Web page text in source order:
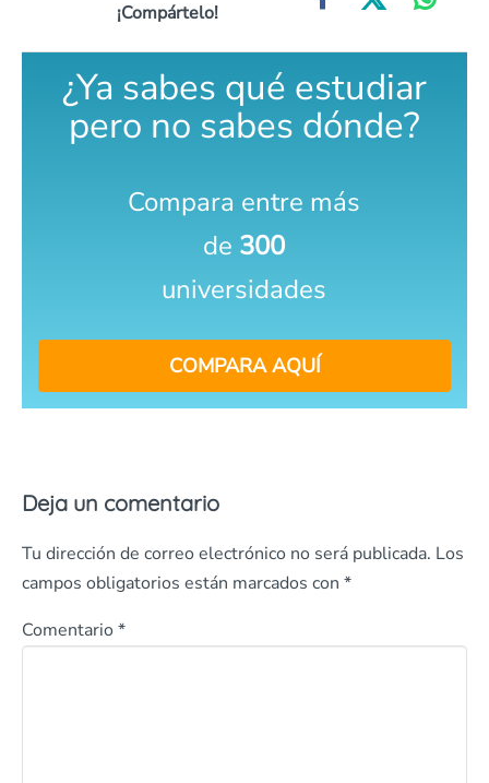
¡Compártelo!
¿Ya sabes qué estudiar
pero no sabes dónde?
Compara entre más
de 300
universidades
COMPARA AQUÍ
Deja un comentario
Tu dirección de correo electrónico no será publicada. Los
campos obligatorios están marcados con *
Comentario *